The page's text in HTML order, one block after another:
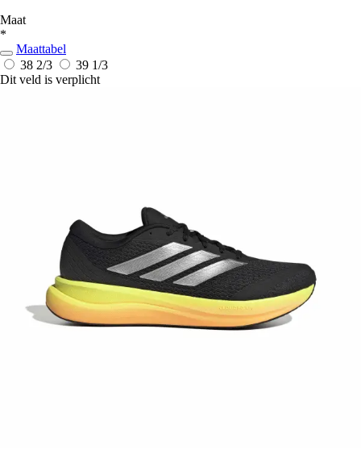
Maat
*
Maattabel
38 2/3
39 1/3
Dit veld is verplicht